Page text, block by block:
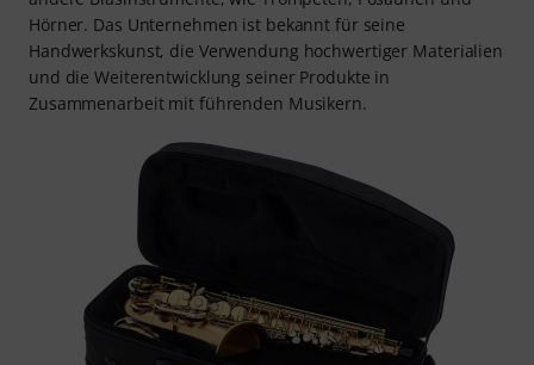
Hörner. Das Unternehmen ist bekannt für seine
Handwerkskunst, die Verwendung hochwertiger Materialien
und die Weiterentwicklung seiner Produkte in
Zusammenarbeit mit führenden Musikern.